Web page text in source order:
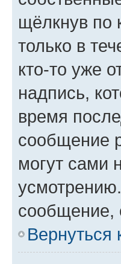
щёлкнув по
только в
кто-то уже
надпись,
время
сообщение
могут сами
сообщение,
Вернуться